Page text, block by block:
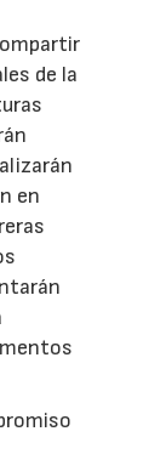
de la
en